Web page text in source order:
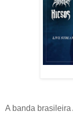
A banda